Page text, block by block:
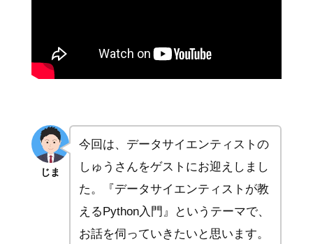
じま
今回は、データサイエンティストの
しゅうさんをゲストにお迎えしまし
た。『データサイエンティストが教
えるPython入門』というテーマで、
お話を伺っていきたいと思います。